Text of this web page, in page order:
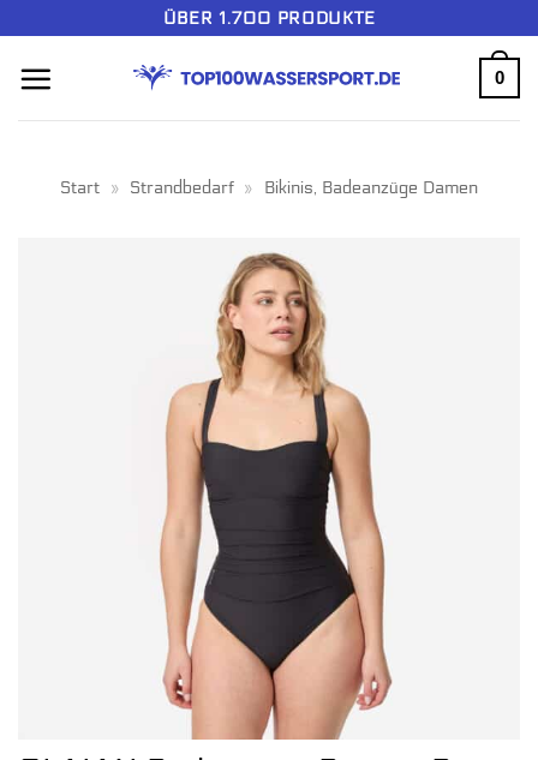
springen
ÜBER 1.700 PRODUKTE
0
Start » Strandbedarf » Bikinis, Badeanzüge Damen